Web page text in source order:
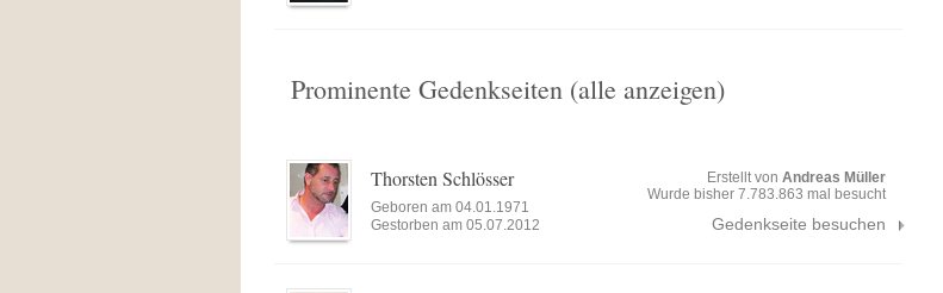
Prominente Gedenkseiten (alle anzeigen)
Thorsten Schlösser
Geboren am 04.01.1971
Gestorben am 05.07.2012
Erstellt von Andreas Müller
Wurde bisher 7.783.863 mal besucht
Gedenkseite besuchen